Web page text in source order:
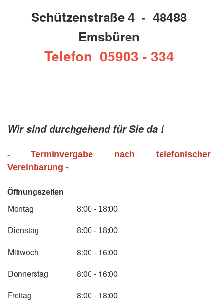
Schützenstraße 4 - 48488
Emsbüren
Telefon 05903 - 334
Wir sind durchgehend für Sie da !
- Terminvergabe nach telefonischer
Vereinbarung -
Öffnungszeiten
Montag 8:00 - 18:00
Dienstag 8:00 - 18:00
Mittwoch
8:00 - 16:00
Donnerstag
8:00 - 16:00
Freitag
8:00 - 18:00